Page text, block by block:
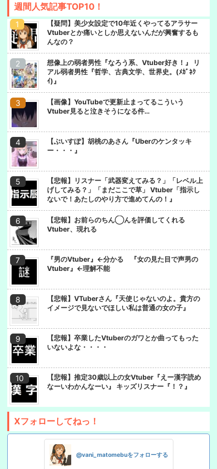
週間人気記事TOP10！
【疑問】美少女設定で10年近くやってるアラサー
Vtuberとか痛いとしか思えないんだが興奮するも
んなの？
想像上の弱者男性『なろう系、Vtuber好き！』 リ
アル弱者男性『哲学、古典文学、世界史。(ﾒｶﾞﾈｸ
ｲ)』
【画像】YouTubeで更新止まってるこういう
Vtuber見ると泣きそうになる件…
【ぶいすぽ】胡桃のあさん『Uberのケンタッキ
ー・・・』
【悲報】リスナー「武器変えてみる？」「レベル上
げしてみる？」「まだここで草」 Vtuber「指示し
ないで！あたしのやり方で進めてんの！』
【悲報】お前らのちん◯んを評価してくれる
Vtuber、現れる
『男のVtuber』←分かる 『女の見た目で声男の
Vtuber』←理解不能
【悲報】VTuberさん『天使じゃないのよ。貴方の
イメージで見ないでほしい私は普通の女の子』
【悲報】卒業したVtuberのガワとか曲ってもった
いないよな・・・・
【悲報】推定30歳以上の女Vtuber『えー漢字読め
なーいわかんなーい』 キッズリスナー『！？』
Xフォローしてねっ！
@vani_matomebuをフォローする